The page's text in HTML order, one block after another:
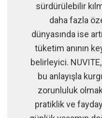
sürdürülebilir
daha fazla
dünyasında ise
tüketim anının
belirleyici.
bu anlayışla
zorunluluk
pratiklik ve